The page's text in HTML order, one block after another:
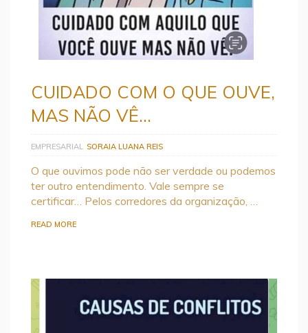
CUIDADO COM O QUE OUVE,
MAS NÃO VÊ…
EMPRESARIAL SORAIA LUANA REIS
O que ouvimos pode não ser verdade ou podemos
ter outro entendimento. Vale sempre se
certificar… Pelos corredores da organização, …
READ MORE